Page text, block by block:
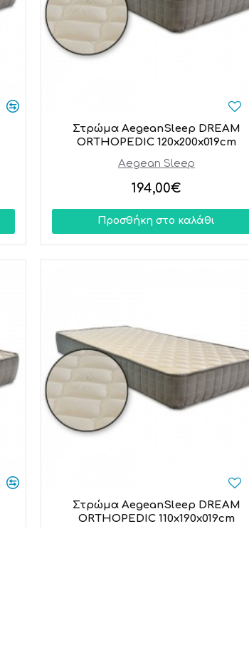
Aegean Sleep
Στρώμα AegeanSleep DREAM
ORTHOPEDIC 120x200x019cm
194,00€
Προσθήκη στο καλάθι
Στρώμα AegeanSleep DREAM
ORTHOPEDIC 110x190x019cm